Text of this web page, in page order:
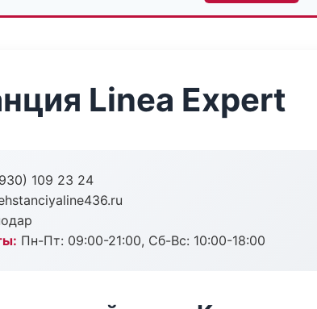
Linea Expert
109 23 24
Пн-Пт: 09:00-21:00, Сб-Вс: 10:00-18:00